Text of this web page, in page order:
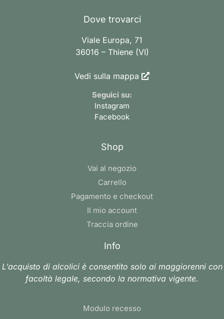
Dove trovarci
Viale Europa, 71
36016 – Thiene (VI)
Vedi sulla mappa
Seguici su:
Instagram
Facebook
Shop
Vai al negozio
Carrello
Pagamento e checkout
Il mio account
Traccia ordine
Info
L’acquisto di alcolici è consentito solo ai maggiorenni con
facoltà legale, secondo la normativa vigente.
Modulo recesso